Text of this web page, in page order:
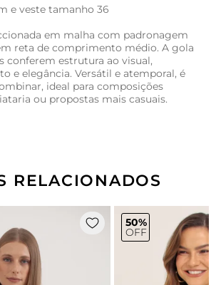
e veste tamanho 36
em malha com padronagem
reta de comprimento médio. A gola
conferem estrutura ao visual,
e elegância. Versátil e atemporal, é
ideal para composições
ou propostas mais casuais.
RELACIONADOS
50%
OFF